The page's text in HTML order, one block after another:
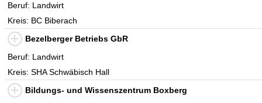
Beruf: Landwirt
Kreis: BC Biberach
Bezelberger Betriebs GbR
Beruf: Landwirt
Kreis: SHA Schwäbisch Hall
Bildungs- und Wissenszentrum Boxberg